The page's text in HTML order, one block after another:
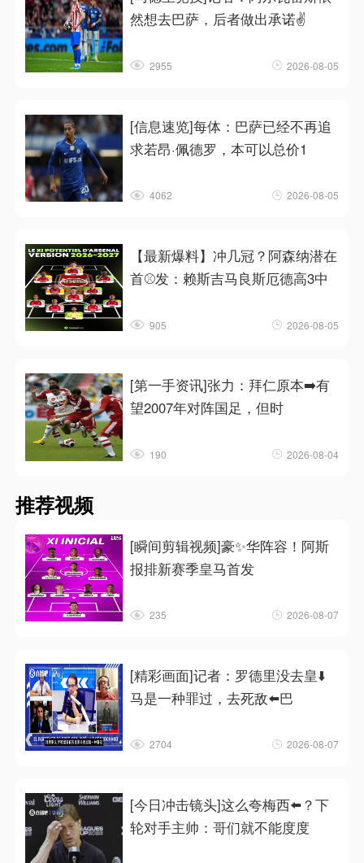
然想去巴萨，后者做出承诺✌️
2955 2026-08-05
[信息速览]每体：巴萨已经不再追
求若昂·佩德罗，本可以总价1
4062 2026-08-05
【最新爆料】冲几冠？阿森纳潜在
首⚾发：赖斯吉马良斯厄德高3中
905 2026-08-05
[第一手资讯]张力：拜仁原本➡️有
望2007年对阵国足，但时
190 2026-08-04
推荐视频
[瞬间剪辑视频]豪✨华阵容！阿斯
报排新赛季皇马首发
235 2026-08-07
[精彩画面]记者：罗德里没去皇⬇️
马是一种罪过，去死敌⬅️巴
2704 2026-08-07
[今日冲击镜头]这么夸梅西⬅️？下
轮对手主帅：哥们就不能度度